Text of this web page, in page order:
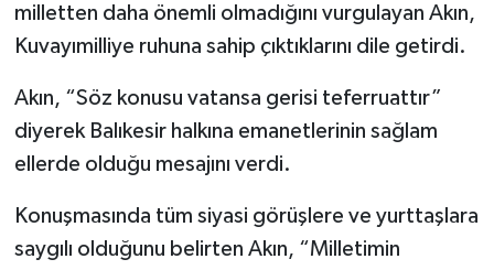
milletten daha önemli olmadığını vurgulayan Akın,
Kuvayımilliye ruhuna sahip çıktıklarını dile getirdi.
Akın, “Söz konusu vatansa gerisi teferruattır”
diyerek Balıkesir halkına emanetlerinin sağlam
ellerde olduğu mesajını verdi.
Konuşmasında tüm siyasi görüşlere ve yurttaşlara
saygılı olduğunu belirten Akın, “Milletimin